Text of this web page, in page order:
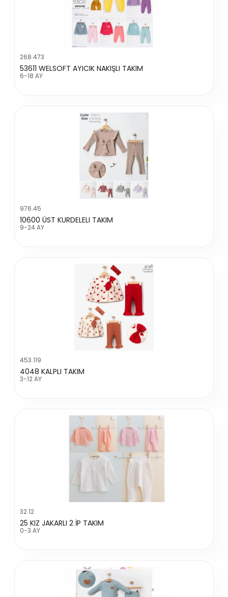
268.473
53611 WELSOFT AYICIK NAKIŞLI TAKIM
6-18 AY
976.45
10600 ÜST KURDELELI TAKIM
9-24 AY
453.119
4048 KALPLI TAKIM
3-12 AY
32.12
25 KIZ JAKARLI 2 İP TAKIM
0-3 AY